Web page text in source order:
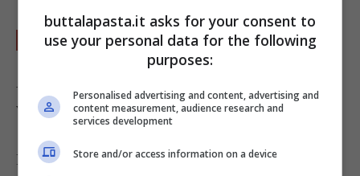
Decorate con le foglie di menta.
vanigliato.
Foto di Scott Veg
buttalapasta.it asks for your consent to
use your personal data for the following
purposes:
Personalised advertising and content, advertising and
content measurement, audience research and
services development
Store and/or access information on a device